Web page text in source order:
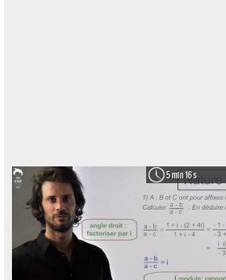
5 min 16 s